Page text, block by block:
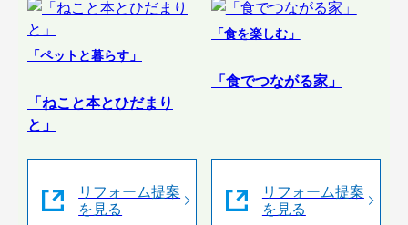
「ペットと暮らす」
「ねこと本とひだまり
と」
リフォーム提案
を見る
「食を楽しむ」
「食でつながる家」
リフォーム提案
を見る